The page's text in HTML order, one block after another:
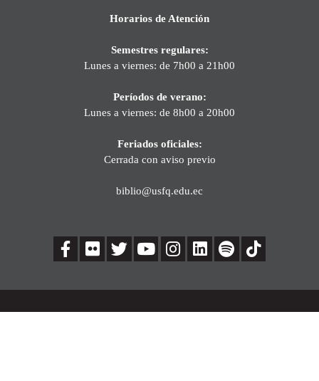
Horarios de Atención
Semestres regulares:
Lunes a viernes: de 7h00 a 21h00
Períodos de verano:
Lunes a viernes: de 8h00 a 20h00
Feriados oficiales:
Cerrada con aviso previo
biblio@usfq.edu.ec